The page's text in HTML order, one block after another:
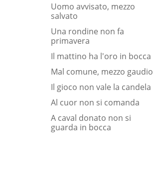
Uomo avvisato, mezzo
salvato
Una rondine non fa
primavera
Il mattino ha l'oro in bocca
Mal comune, mezzo gaudio
Il gioco non vale la candela
Al cuor non si comanda
A caval donato non si
guarda in bocca